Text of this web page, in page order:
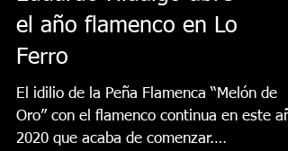
Eduardo Hidalgo abre
Ferro
El idilio de la Peña Flamenca “Melón de